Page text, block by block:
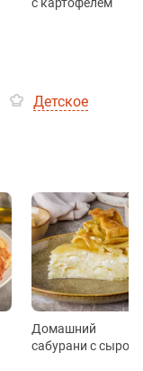
Детское
Домашний
сабурани с сыром